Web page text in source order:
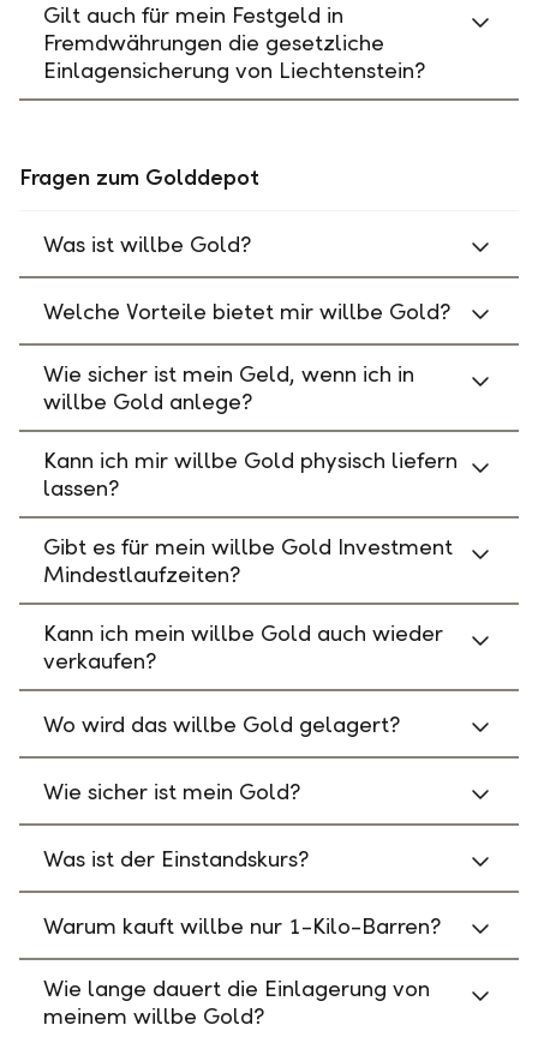
Gilt auch für mein Festgeld in
Fremdwährungen die gesetzliche
Einlagensicherung von Liechtenstein?
Fragen zum Golddepot
Was ist willbe Gold?
Welche Vorteile bietet mir willbe Gold?
Wie sicher ist mein Geld, wenn ich in
willbe Gold anlege?
Kann ich mir willbe Gold physisch liefern
lassen?
Gibt es für mein willbe Gold Investment
Mindestlaufzeiten?
Kann ich mein willbe Gold auch wieder
verkaufen?
Wo wird das willbe Gold gelagert?
Wie sicher ist mein Gold?
Was ist der Einstandskurs?
Warum kauft willbe nur 1-Kilo-Barren?
Wie lange dauert die Einlagerung von
meinem willbe Gold?